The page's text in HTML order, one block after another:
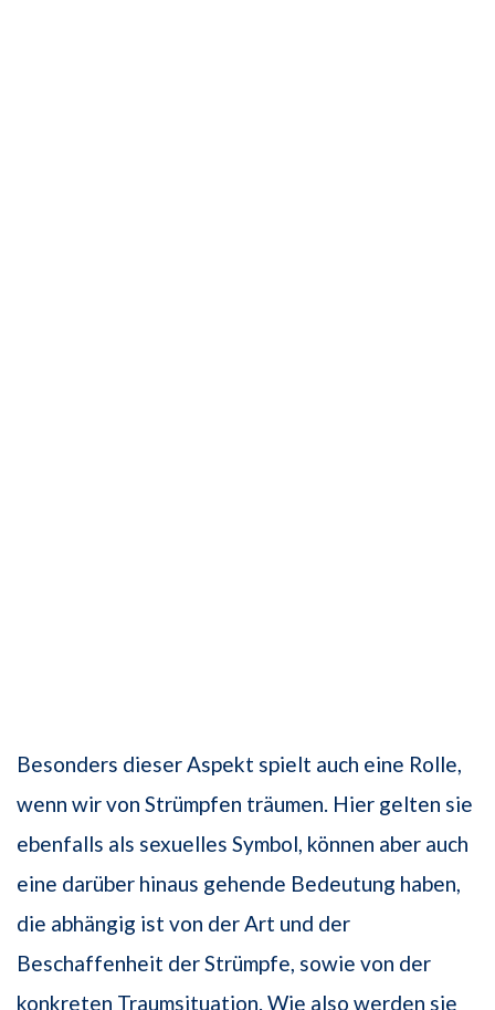
Besonders dieser Aspekt spielt auch eine Rolle,
wenn wir von Strümpfen träumen. Hier gelten sie
ebenfalls als sexuelles Symbol, können aber auch
eine darüber hinaus gehende Bedeutung haben,
die abhängig ist von der Art und der
Beschaffenheit der Strümpfe, sowie von der
konkreten Traumsituation. Wie also werden sie